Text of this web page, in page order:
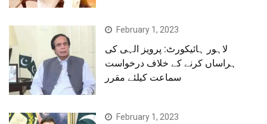
February 1, 2023
لاہور ہائیکورٹ: پرویز الہی کی
ہراساں کرنے کے خلاف درخواست
سماعت کیلئے مقرر
February 1, 2023